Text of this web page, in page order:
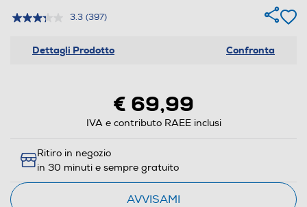
3.3 (397)
Dettagli Prodotto Confronta
€ 69,99
IVA e contributo RAEE inclusi
Ritiro in negozio
in 30 minuti e sempre gratuito
AVVISAMI